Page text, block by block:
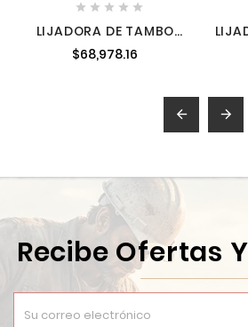
    
LIJADORA DE TAMBOR
26" 3 HP 220 V 60 HZ
CALM0602W
$68,978.16
HP
 
Recibe Ofertas